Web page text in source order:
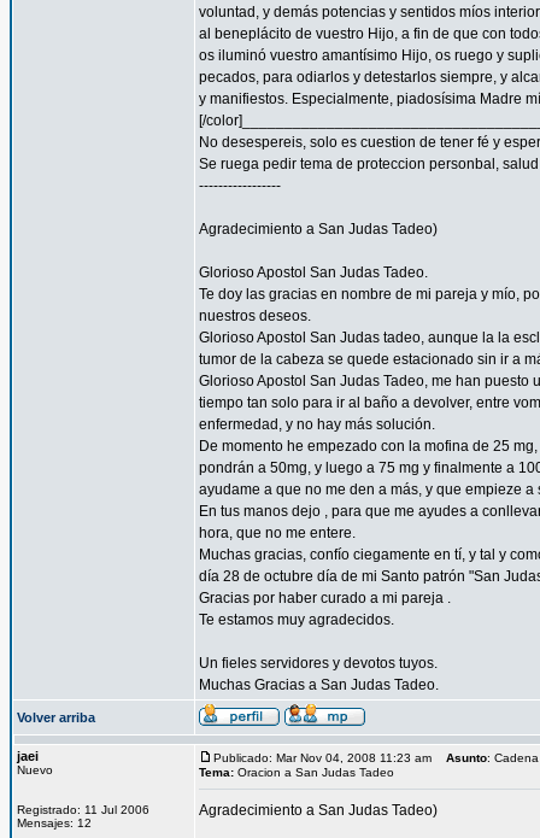
voluntad, y demás potencias y sentidos míos
al beneplácito de vuestro Hijo, a fin de que con
os iluminó vuestro amantísimo Hijo, os ruego y
pecados, para odiarlos y detestarlos siempre, y
y manifiestos. Especialmente, piadosísima Madre
[/
No desespereis, solo es cuestion de tener fé y
Se ruega pedir tema de proteccion personbal,
-----------------
Agradecimiento a San Judas Tadeo)
Glorioso Apostol San Judas Tadeo.
Te doy las gracias en nombre de mi pareja y mío,
nuestros deseos.
Glorioso Apostol San Judas tadeo, aunque la la
tumor de la cabeza se quede estacionado sin ir a
Glorioso Apostol San Judas Tadeo, me han
tiempo tan solo para ir al baño a devolver, entre
enfermedad, y no hay más solución.
De momento he empezado con la mofina de 25
pondrán a 50mg, y luego a 75 mg y finalmente a
ayudame a que no me den a más, y que empieze
En tus manos dejo , para que me ayudes a
hora, que no me entere.
Muchas gracias, confío ciegamente en tí, y tal y
día 28 de octubre día de mi Santo patrón "San
Gracias por haber curado a mi pareja .
Te estamos muy agradecidos.
Un fieles servidores y devotos tuyos.
Muchas Gracias a San Judas Tadeo.
Volver arriba
jaei
Nuevo
Registrado: 11 Jul 2006
Mensajes: 12
Publicado: Mar Nov 04, 2008 11:23 am Asunto:
Tema: Oracion a San Judas Tadeo
Agradecimiento a San Judas Tadeo)